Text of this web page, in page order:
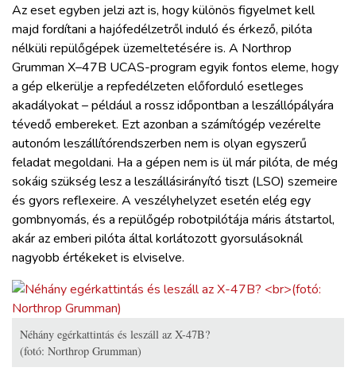
Az eset egyben jelzi azt is, hogy különös figyelmet kell
majd fordítani a hajófedélzetről induló és érkező, pilóta
nélküli repülőgépek üzemeltetésére is. A Northrop
Grumman X–47B UCAS-program egyik fontos eleme, hogy
a gép elkerülje a repfedélzeten előforduló esetleges
akadályokat – például a rossz időpontban a leszállópályára
tévedő embereket. Ezt azonban a számítógép vezérelte
autonóm leszállítórendszerben nem is olyan egyszerű
feladat megoldani. Ha a gépen nem is ül már pilóta, de még
sokáig szükség lesz a leszállásirányító tiszt (LSO) szemeire
és gyors reflexeire. A veszélyhelyzet esetén elég egy
gombnyomás, és a repülőgép robotpilótája máris átstartol,
akár az emberi pilóta által korlátozott gyorsulásoknál
nagyobb értékeket is elviselve.
Néhány egérkattintás és leszáll az X-47B?
(fotó: Northrop Grumman)